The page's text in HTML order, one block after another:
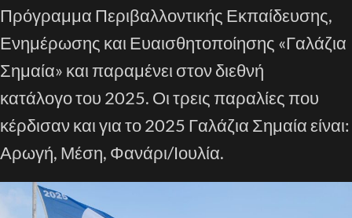
Πρόγραμμα Περιβαλλοντικής Εκπαίδευσης,
Ενημέρωσης και Ευαισθητοποίησης «Γαλάζια
Σημαία» και παραμένει στον διεθνή
κατάλογο του 2025. Οι τρεις παραλίες που
κέρδισαν και για το 2025 Γαλάζια Σημαία είναι:
Αρωγή, Μέση, Φανάρι/Ιουλία.